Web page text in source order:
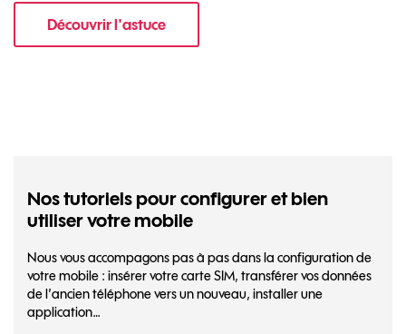
Découvrir l'astucepour Comment limiter les notifications sur
Nos tutoriels pour configurer et bien
utiliser votre mobile
Nous vous accompagons pas à pas dans la configuration de
votre mobile : insérer votre carte SIM, transférer vos données
de l’ancien téléphone vers un nouveau, installer une
application…